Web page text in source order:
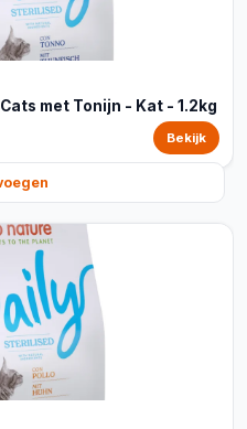
met Tonijn - Kat - 1.2kg
Bekijk